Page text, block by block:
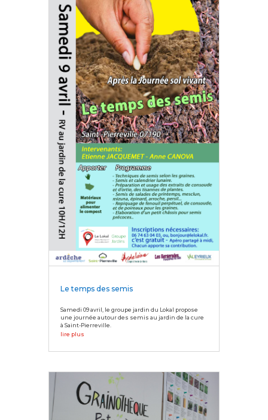
Le temps des semis
Samedi 09 avril, le groupe jardin du Lokal propose
une journée autour des semis au jardin de la cure
à Saint-Pierreville.
lire plus